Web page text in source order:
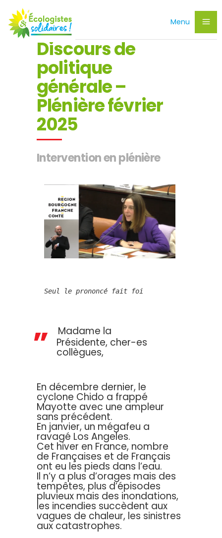
Menu
Discours de
politique
générale –
Plénière février
2025
Intervention en plénière
Seul le prononcé fait foi
Madame la
Présidente, cher-es
collègues,
En décembre dernier, le
cyclone Chido a frappé
Mayotte avec une ampleur
sans précédent.
En janvier, un mégafeu a
ravagé Los Angeles.
Cet hiver en France, nombre
de Françaises et de Français
ont eu les pieds dans l’eau.
Il n’y a plus d’orages mais des
tempêtes, plus d’épisodes
pluvieux mais des inondations,
les incendies succèdent aux
vagues de chaleur, les sinistres
aux catastrophes.